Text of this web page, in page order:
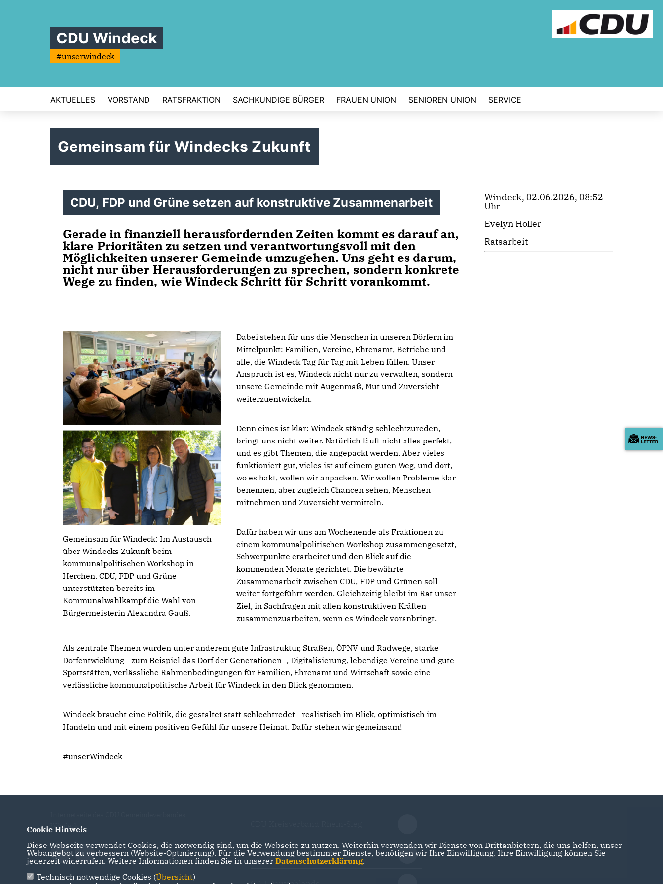
CDU Windeck
#unserwindeck
AKTUELLES VORSTAND RATSFRAKTION SACHKUNDIGE BÜRGER FRAUEN UNION SENIOREN UNION SERVICE
Gemeinsam für Windecks Zukunft
CDU, FDP und Grüne setzen auf konstruktive Zusammenarbeit
Gerade in finanziell herausfordernden Zeiten kommt es darauf an,
klare Prioritäten zu setzen und verantwortungsvoll mit den
Möglichkeiten unserer Gemeinde umzugehen. Uns geht es darum,
nicht nur über Herausforderungen zu sprechen, sondern konkrete
Wege zu finden, wie Windeck Schritt für Schritt vorankommt.
Gemeinsam für Windeck: Im Austausch
über Windecks Zukunft beim
kommunalpolitischen Workshop in
Herchen. CDU, FDP und Grüne
unterstützten bereits im
Kommunalwahlkampf die Wahl von
Bürgermeisterin Alexandra Gauß.
Dabei stehen für uns die Menschen in unseren Dörfern im
Mittelpunkt: Familien, Vereine, Ehrenamt, Betriebe und
alle, die Windeck Tag für Tag mit Leben füllen. Unser
Anspruch ist es, Windeck nicht nur zu verwalten, sondern
unsere Gemeinde mit Augenmaß, Mut und Zuversicht
weiterzuentwickeln.
Denn eines ist klar: Windeck ständig schlechtzureden,
bringt uns nicht weiter. Natürlich läuft nicht alles perfekt,
und es gibt Themen, die angepackt werden. Aber vieles
funktioniert gut, vieles ist auf einem guten Weg, und dort,
wo es hakt, wollen wir anpacken. Wir wollen Probleme klar
benennen, aber zugleich Chancen sehen, Menschen
mitnehmen und Zuversicht vermitteln.
Dafür haben wir uns am Wochenende als Fraktionen zu
einem kommunalpolitischen Workshop zusammengesetzt,
Schwerpunkte erarbeitet und den Blick auf die
kommenden Monate gerichtet. Die bewährte
Zusammenarbeit zwischen CDU, FDP und Grünen soll
weiter fortgeführt werden. Gleichzeitig bleibt im Rat unser
Ziel, in Sachfragen mit allen konstruktiven Kräften
zusammenzuarbeiten, wenn es Windeck voranbringt.
­­Als zentrale Themen wurden unter anderem gute Infrastruktur, Straßen, ÖPNV und Radwege, starke
Dorfentwicklung - zum Beispiel das Dorf der Generationen -, Digitalisierung, lebendige Vereine und gute
Sportstätten, verlässliche Rahmenbedingungen für Familien, Ehrenamt und Wirtschaft sowie eine
verlässliche kommunalpolitische Arbeit für Windeck in den Blick genommen.
Windeck braucht eine Politik, die gestaltet statt schlechtredet - realistisch im Blick, optimistisch im
Handeln und mit einem positiven Gefühl für unsere Heimat. Dafür stehen wir gemeinsam!
#unserWindeck
Windeck, 02.06.2026, 08:52
Uhr
Evelyn Höller
Ratsarbeit
Windeck
CDU Nordrhein-Westfalen
Cookie Hinweis
Diese Webseite verwendet Cookies, die notwendig sind, um die Webseite zu nutzen. Weiterhin verwenden wir Dienste von Drittanbietern, die uns helfen, unser
Webangebot zu verbessern (Website-Optmierung). Für die Verwendung bestimmter Dienste, benötigen wir Ihre Einwilligung. Ihre Einwilligung können Sie
jederzeit widerrufen. Weitere Informationen finden Sie in unserer Datenschutzerklärung.
Technisch notwendige Cookies (Übersicht)